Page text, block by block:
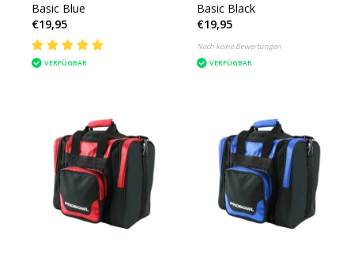
Basic Blue
€19,95
VERFÜGBAR
Basic Black
€19,95
Noch keine Bewertungen
VERFÜGBAR